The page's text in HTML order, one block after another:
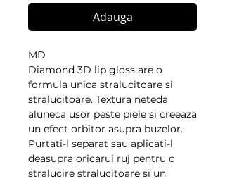
Adauga
MD
Diamond 3D lip gloss are o
formula unica stralucitoare si
stralucitoare. Textura neteda
aluneca usor peste piele si creeaza
un efect orbitor asupra buzelor.
Purtati-l separat sau aplicati-l
deasupra oricarui ruj pentru o
stralucire stralucitoare si un